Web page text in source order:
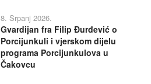
8. Srpanj 2026.
Gvardijan fra Filip Đurđević o
Porcijunkuli i vjerskom dijelu
programa Porcijunkulova u
Čakovcu